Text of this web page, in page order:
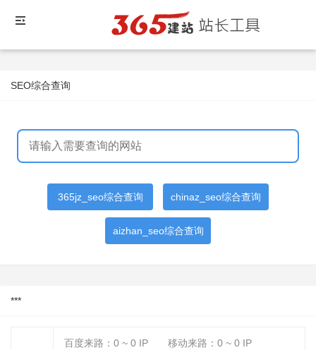
SEO综合查询
365jz_seo综合查询 chinaz_seo综合查询
aizhan_seo综合查询
***
百度来路： 0 ~ 0 IP 移动来路： 0 ~ 0 IP